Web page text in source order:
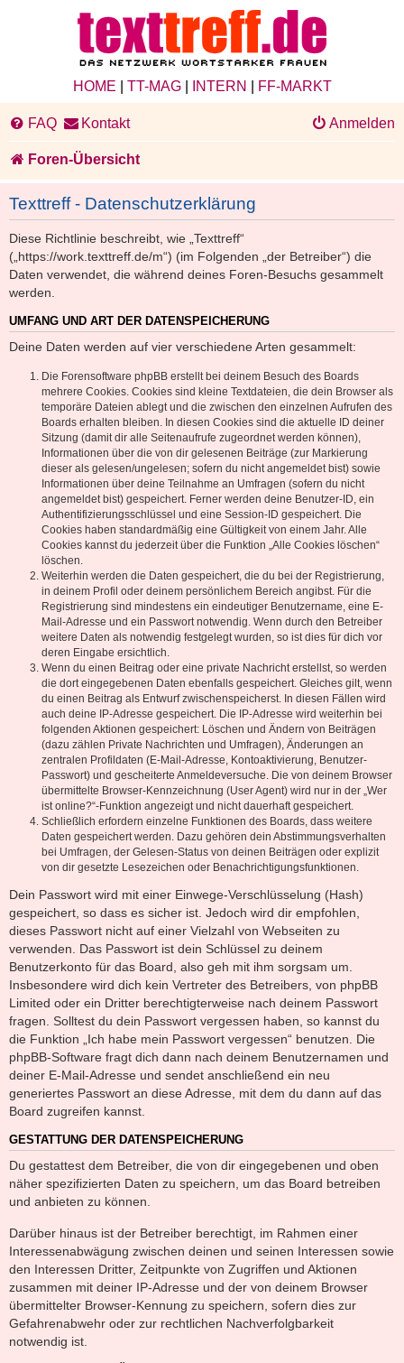
HOME TT-MAG| INTERN FF-MARKT
FAQ Kontakt Anmelden
Foren-Übersicht
Texttreff - Datenschutzerklärung
Diese Richtlinie beschreibt, wie „Texttreff“
(„https://work.texttreff.de/m“) (im Folgenden „der Betreiber“) die
Daten verwendet, die während deines Foren-Besuchs gesammelt
werden.
UMFANG UND ART DER DATENSPEICHERUNG
Deine Daten werden auf vier verschiedene Arten gesammelt:
Die Forensoftware phpBB erstellt bei deinem Besuch des Boards
mehrere Cookies. Cookies sind kleine Textdateien, die dein Browser als
temporäre Dateien ablegt und die zwischen den einzelnen Aufrufen des
Boards erhalten bleiben. In diesen Cookies sind die aktuelle ID deiner
Sitzung (damit dir alle Seitenaufrufe zugeordnet werden können),
Informationen über die von dir gelesenen Beiträge (zur Markierung
dieser als gelesen/ungelesen; sofern du nicht angemeldet bist) sowie
Informationen über deine Teilnahme an Umfragen (sofern du nicht
angemeldet bist) gespeichert. Ferner werden deine Benutzer-ID, ein
Authentifizierungsschlüssel und eine Session-ID gespeichert. Die
Cookies haben standardmäßig eine Gültigkeit von einem Jahr. Alle
Cookies kannst du jederzeit über die Funktion „Alle Cookies löschen“
löschen.
Weiterhin werden die Daten gespeichert, die du bei der Registrierung,
in deinem Profil oder deinem persönlichem Bereich angibst. Für die
Registrierung sind mindestens ein eindeutiger Benutzername, eine E-
Mail-Adresse und ein Passwort notwendig. Wenn durch den Betreiber
weitere Daten als notwendig festgelegt wurden, so ist dies für dich vor
deren Eingabe ersichtlich.
Wenn du einen Beitrag oder eine private Nachricht erstellst, so werden
die dort eingegebenen Daten ebenfalls gespeichert. Gleiches gilt, wenn
du einen Beitrag als Entwurf zwischenspeicherst. In diesen Fällen wird
auch deine IP-Adresse gespeichert. Die IP-Adresse wird weiterhin bei
folgenden Aktionen gespeichert: Löschen und Ändern von Beiträgen
(dazu zählen Private Nachrichten und Umfragen), Änderungen an
zentralen Profildaten (E-Mail-Adresse, Kontoaktivierung, Benutzer-
Passwort) und gescheiterte Anmeldeversuche. Die von deinem Browser
übermittelte Browser-Kennzeichnung (User Agent) wird nur in der „Wer
ist online?“-Funktion angezeigt und nicht dauerhaft gespeichert.
Schließlich erfordern einzelne Funktionen des Boards, dass weitere
Daten gespeichert werden. Dazu gehören dein Abstimmungsverhalten
bei Umfragen, der Gelesen-Status von deinen Beiträgen oder explizit
von dir gesetzte Lesezeichen oder Benachrichtigungsfunktionen.
Dein Passwort wird mit einer Einwege-Verschlüsselung (Hash)
gespeichert, so dass es sicher ist. Jedoch wird dir empfohlen,
dieses Passwort nicht auf einer Vielzahl von Webseiten zu
verwenden. Das Passwort ist dein Schlüssel zu deinem
Benutzerkonto für das Board, also geh mit ihm sorgsam um.
Insbesondere wird dich kein Vertreter des Betreibers, von phpBB
Limited oder ein Dritter berechtigterweise nach deinem Passwort
fragen. Solltest du dein Passwort vergessen haben, so kannst du
die Funktion „Ich habe mein Passwort vergessen“ benutzen. Die
phpBB-Software fragt dich dann nach deinem Benutzernamen und
deiner E-Mail-Adresse und sendet anschließend ein neu
generiertes Passwort an diese Adresse, mit dem du dann auf das
Board zugreifen kannst.
GESTATTUNG DER DATENSPEICHERUNG
Du gestattest dem Betreiber, die von dir eingegebenen und oben
näher spezifizierten Daten zu speichern, um das Board betreiben
und anbieten zu können.
Darüber hinaus ist der Betreiber berechtigt, im Rahmen einer
Interessenabwägung zwischen deinen und seinen Interessen sowie
den Interessen Dritter, Zeitpunkte von Zugriffen und Aktionen
zusammen mit deiner IP-Adresse und der von deinem Browser
übermittelter Browser-Kennung zu speichern, sofern dies zur
Gefahrenabwehr oder zur rechtlichen Nachverfolgbarkeit
notwendig ist.